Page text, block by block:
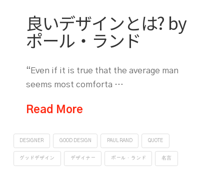
良いデザインとは? by
ポール・ランド
“Even if it is true that the average man
seems most comforta …
Read More
DESIGNER GOOD DESIGN PAUL RAND QUOTE
グッドデザイン デザイナー ポール・ランド 名言